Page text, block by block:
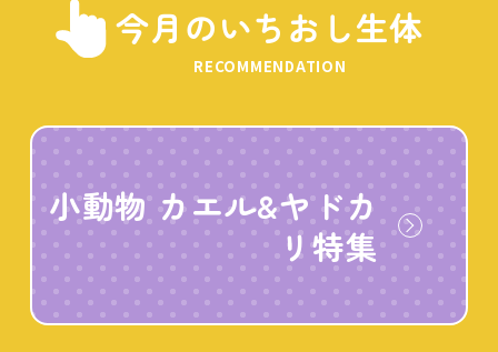
今月のいちおし生体
RECOMMENDATION
小動物 カエル&ヤドカ
リ特集